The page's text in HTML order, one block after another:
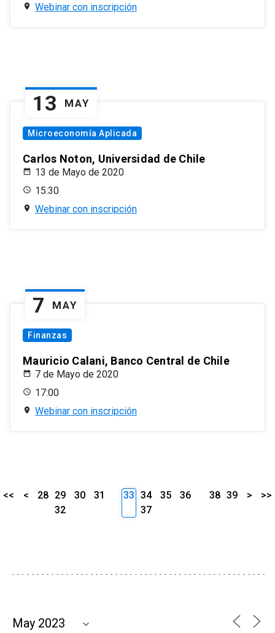
Webinar con inscripción
13 MAY
Microeconomía Aplicada
Carlos Noton, Universidad de Chile
13 de Mayo de 2020
15:30
Webinar con inscripción
7 MAY
Finanzas
Mauricio Calani, Banco Central de Chile
7 de Mayo de 2020
17:00
Webinar con inscripción
<< < 28 29 30
31
32
33 34 35
36
37
38 39 > >>